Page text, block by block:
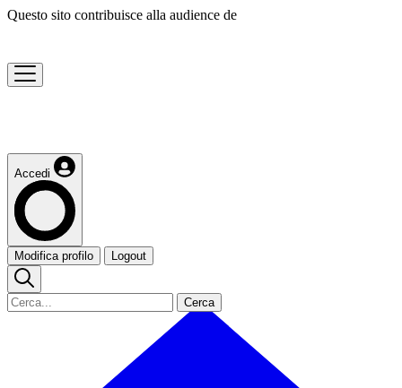
Questo sito contribuisce alla audience de
Accedi
Modifica profilo Logout
Cerca